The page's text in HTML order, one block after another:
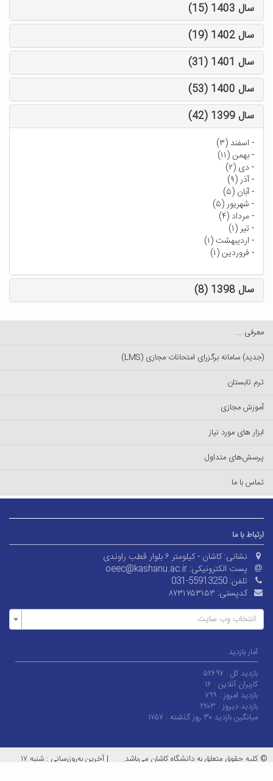
سال 1403 (15)
سال 1402 (19)
سال 1401 (31)
سال 1400 (53)
سال 1399 (42)
- اسفند (۳)
-بهمن (۱۱)
- دی (۲)
-آذر (۹)
-آبان (۵)
- شهریور (۵)
-مرداد (۴)
-تیر (۱)
- اردیبهشت (۱)
- فروردین (۱)
سال 1398 (8)
معرفی ...
(جدید) سامانه برگزرای امتحانات مجازی (LMS)
ترم تابستان
آموزش مجازی
ابزار های مورد نیاز
پرسش‌های متداول
تماس با ما
ارتباط با ما
نشانی: کاشان - کیلومتر ۶ بلوار قطب راوندی
پست الکترونیکی: oeec@kashanu.ac.ir
تلفن: 031-55913250
کدپستی: ۸۷۳۱۷۵۳۱۵۳
انتخاب وب سایت
آمار بازدید
بازدید کل : ۵۲۶۹۷
کاربران آنلاین : ۱۶
بازدید امروز : ۷۹۹
بازدید دیروز : ۲۲۰۳
میانگین بازدید ۳۰ روز گذشته :
۱۷۵۷
© کلیه حقوق متعلق به دانشگاه کاشان می‌باشد. |
آخرین به‌روزرسانی : شنبه ۱۷